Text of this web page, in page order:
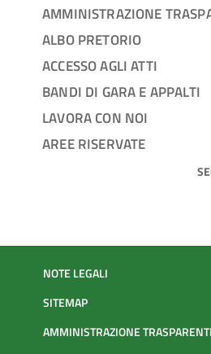
AMMINISTRAZIONE
ALBO PRETORIO
ACCESSO AGLI ATTI
BANDI DI GARA E APPALTI
LAVORA CON NOI
AREE RISERVATE
NOTE LEGALI
SITEMAP
AMMINISTRAZIONE